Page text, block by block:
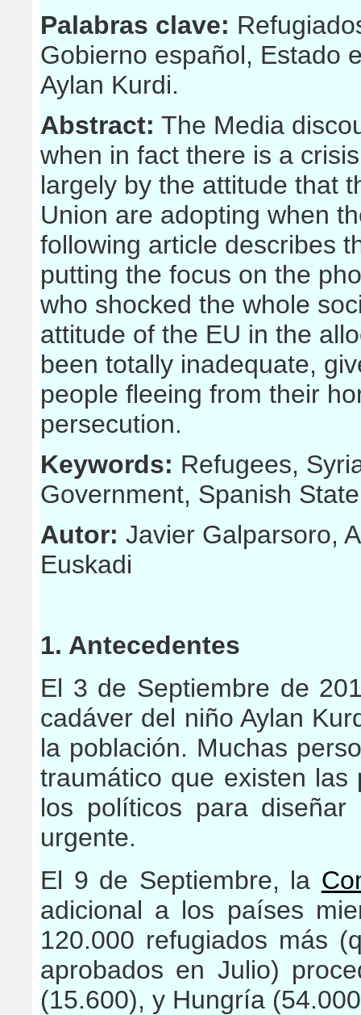
Palabras clave:
Gobierno español, Estado
Aylan Kurdi.
Abstract: The Media
when in fact there is a
largely by the attitude that
Union are adopting when
following article describes
putting the focus on the
who shocked the whole
attitude of the EU in the
been totally inadequate,
people fleeing from their
persecution.
Keywords: Refugees,
Government, Spanish
Autor: Javier Galparsoro,
Euskadi
1. Antecedentes
El 3 de Septiembre de
cadáver del niño Aylan
la población. Muchas
traumático que existen
los políticos para
urgente.
El 9 de Septiembre, la
adicional a los países
120.000 refugiados más
aprobados en Julio)
(15.600), y Hungría